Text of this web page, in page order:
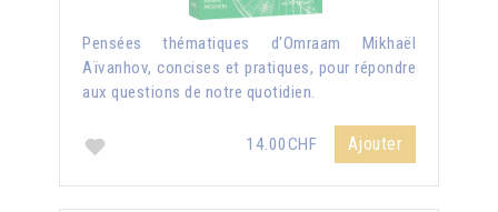
Pensées thématiques d'Omraam Mikhaël
Aïvanhov, concises et pratiques, pour répondre
aux questions de notre quotidien.
14.00CHF Ajouter